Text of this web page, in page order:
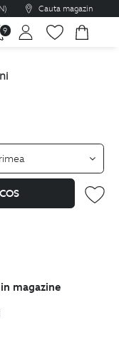
Cauta magazin
9
magazine